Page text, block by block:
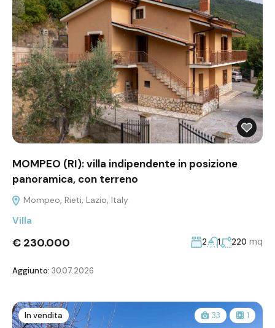
MOMPEO (RI): villa indipendente in posizione
panoramica, con terreno
Mompeo, Rieti, Lazio, Italy
Villa
€ 230.000 2 1 220 mq
Aggiunto: 30.07.2026
In vendita 33 1